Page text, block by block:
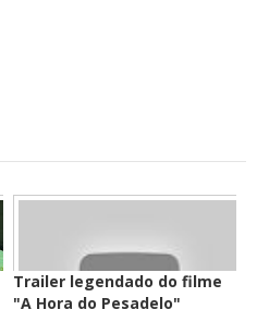
Trailer legendado do filme
"A Hora do Pesadelo"